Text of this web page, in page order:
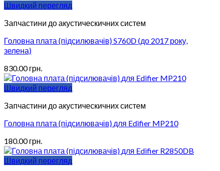
Швидкий перегляд
Запчастини до акустическичних систем
Головна плата (підсилювачів) S760D (до 2017 року,
зелена)
830.00грн.
Швидкий перегляд
Запчастини до акустическичних систем
Головна плата (підсилювачів) для Edifier MP210
180.00грн.
Швидкий перегляд